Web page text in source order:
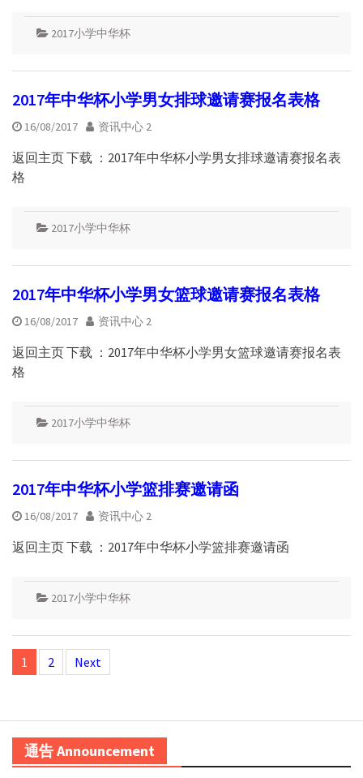
2017小学中华杯
2017年中华杯小学男女排球邀请赛报名表格
16/08/2017 资讯中心 2
返回主页 下载 ：2017年中华杯小学男女排球邀请赛报名表
格
2017小学中华杯
2017年中华杯小学男女篮球邀请赛报名表格
16/08/2017 资讯中心 2
返回主页 下载 ：2017年中华杯小学男女篮球邀请赛报名表
格
2017小学中华杯
2017年中华杯小学篮排赛邀请函
16/08/2017 资讯中心 2
返回主页 下载 ：2017年中华杯小学篮排赛邀请函
2017小学中华杯
Posts
navigation
1 2 Next
通告 Announcement